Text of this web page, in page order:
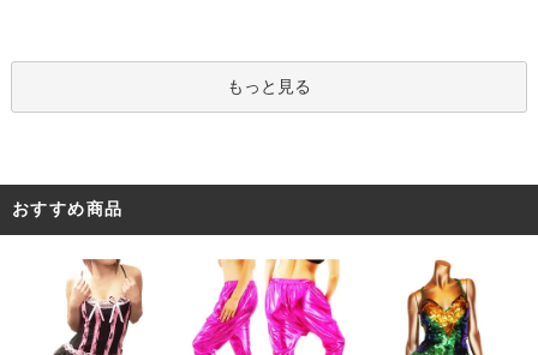
もっと見る
おすすめ商品